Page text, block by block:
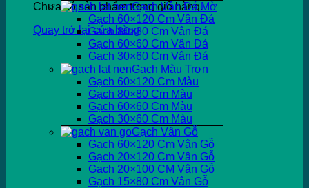
Chưa có sản phẩm trong giỏ hàng.
Quay trở lại cửa hàng
Gạch Vân Đá Mờ
Gạch 60×120 Cm Vân Đá
Gạch 80×80 Cm Vân Đá
Gạch 60×60 Cm Vân Đá
Gạch 30×60 Cm Vân Đá
Gạch Màu Trơn
Gạch 60×120 Cm Màu
Gạch 80×80 Cm Màu
Gạch 60×60 Cm Màu
Gạch 30×60 Cm Màu
Gạch Vân Gỗ
Gạch 60×120 Cm Vân Gỗ
Gạch 20×120 Cm Vân Gỗ
Gạch 20×100 CM Vân Gỗ
Gạch 15×80 Cm Vân Gỗ